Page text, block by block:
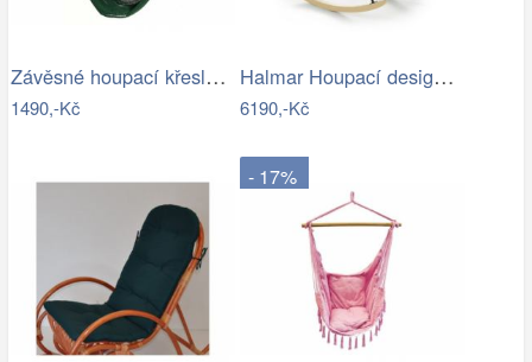
Závěsné houpací křeslo Bustry,…
1490,-Kč
Halmar Houpací designové křeslo Indigo,…
6190,-Kč
- 17%